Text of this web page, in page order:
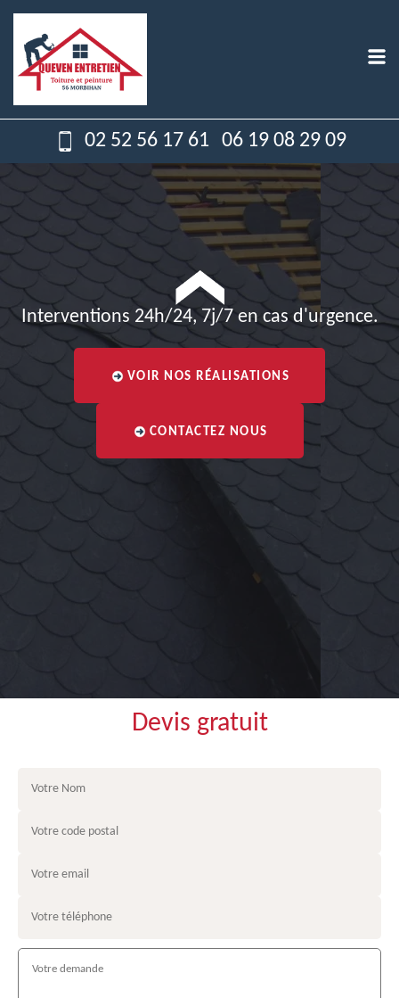
02 52 56 17 61 06 19 08 29 09
Interventions 24h/24, 7j/7 en cas d'urgence.
VOIR NOS RÉALISATIONS
CONTACTEZ NOUS
Devis gratuit